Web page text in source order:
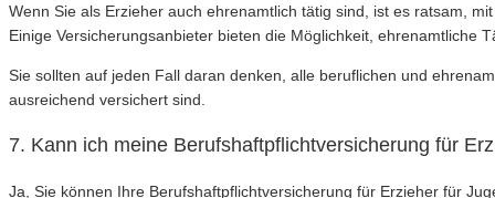
Wenn Sie als Erzieher auch ehrenamtlich tätig sind, ist es ratsam,
Einige Versicherungsanbieter bieten die Möglichkeit, ehrenamtliche
Sie sollten auf jeden Fall daran denken, alle beruflichen und
ausreichend versichert sind.
7. Kann ich meine Berufshaftpflichtversicherung für
Ja, Sie können Ihre Berufshaftpflichtversicherung für Erzieher für